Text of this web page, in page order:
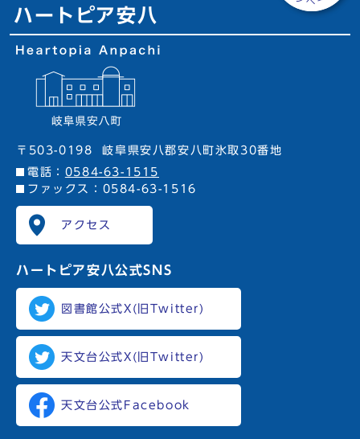
ハートピア安八
〒503-0198
岐阜県安八郡安八町氷取30番地
電話： 0584-63-1515
ファックス：0584-63-1516
アクセス
ハートピア安八公式SNS
図書館公式X(旧Twitter)
天文台公式X(旧Twitter)
天文台公式Facebook